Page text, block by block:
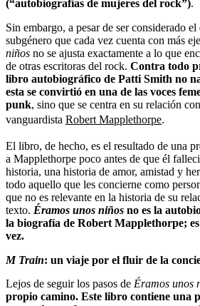
(“autobiografías de mujeres del rock”).
Sin embargo, a pesar de ser considerado el
subgénero que cada vez cuenta con más
niños no se ajusta exactamente a lo que
de otras escritoras del rock. Contra todo
libro autobiográfico de Patti Smith no
esta se convirtió en una de las voces
punk, sino que se centra en su relación
vanguardista Robert Mapplethorpe.
El libro, de hecho, es el resultado de una
a Mapplethorpe poco antes de que él
historia, una historia de amor, amistad y
todo aquello que les concierne como
que no es relevante en la historia de su
texto. Éramos unos niños no es la
la biografía de Robert Mapplethorpe;
vez.
M Train: un viaje por el fluir de la
Lejos de seguir los pasos de Éramos unos
propio camino. Este libro contiene una